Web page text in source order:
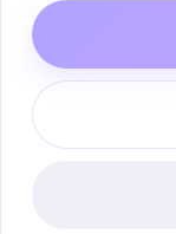
продаваемой